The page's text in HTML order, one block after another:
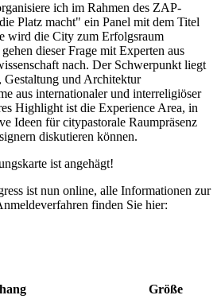
ich im Rahmen des ZAP-
Platz macht" ein Panel mit dem Titel
wird die City zum Erfolgsraum
dieser Frage mit Experten aus
nach. Der Schwerpunkt liegt
und Architektur
aus internationaler und interreligiöser
Highlight ist die Experience Area, in
Ideen für citypastorale Raumpräsenz
diskutieren können.
ist angehägt!
ist nun online, alle Informationen zur
finden Sie hier:
Größe